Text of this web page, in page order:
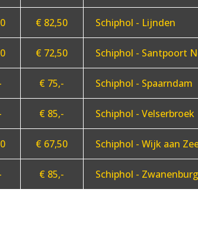
€ 82,50 Schiphol - Lijnden
€ 72,50 Schiphol - Santpoort
€ 75,- Schiphol - Spaarndam
€ 85,- Schiphol - Velserbroek
€ 67,50 Schiphol - Wijk aan
€ 85,- Schiphol - Zwanenburg